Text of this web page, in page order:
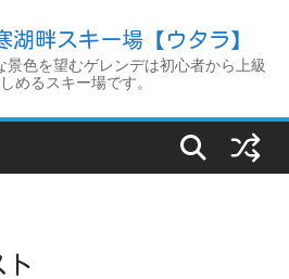
畔スキー場【ウタラ】
色を望むゲレンデは初心者から上級
めるスキー場です。
ト